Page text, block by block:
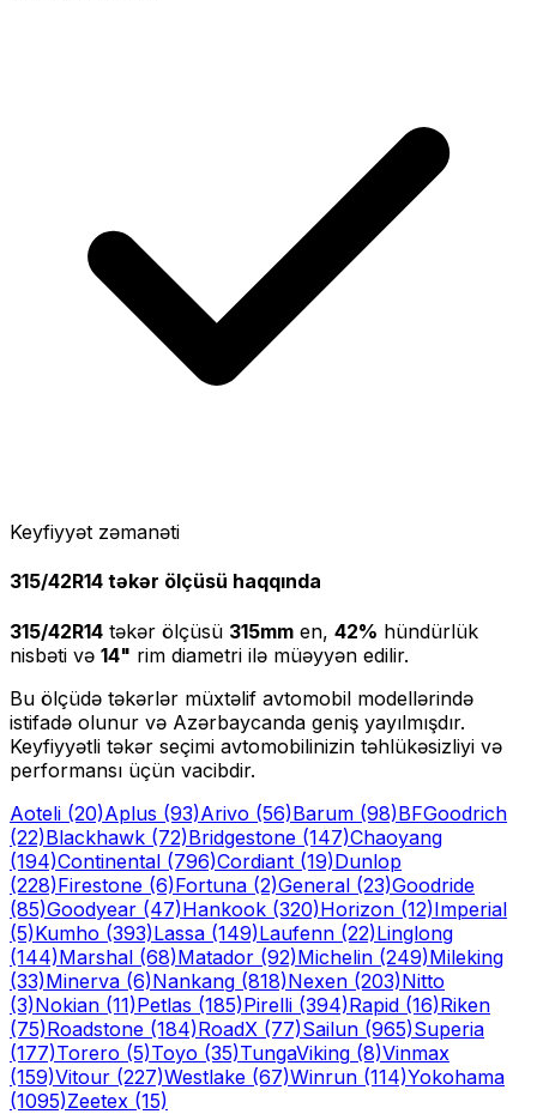
Keyfiyyət zəmanəti
315/42R14 təkər ölçüsü haqqında
315/42R14 təkər ölçüsü 315mm en, 42% hündürlük
nisbəti və 14" rim diametri ilə müəyyən edilir.
Bu ölçüdə təkərlər müxtəlif avtomobil modellərində
istifadə olunur və Azərbaycanda geniş yayılmışdır.
Keyfiyyətli təkər seçimi avtomobilinizin təhlükəsizliyi və
performansı üçün vacibdir.
Aoteli (20)Aplus (93)Arivo (56)Barum (98)BFGoodrich
(22)Blackhawk (72)Bridgestone (147)Chaoyang
(194)Continental (796)Cordiant (19)Dunlop
(228)Firestone (6)Fortuna (2)General (23)Goodride
(85)Goodyear (47)Hankook (320)Horizon (12)Imperial
(5)Kumho (393)Lassa (149)Laufenn (22)Linglong
(144)Marshal (68)Matador (92)Michelin (249)Mileking
(33)Minerva (6)Nankang (818)Nexen (203)Nitto
(3)Nokian (11)Petlas (185)Pirelli (394)Rapid (16)Riken
(75)Roadstone (184)RoadX (77)Sailun (965)Superia
(177)Torero (5)Toyo (35)TungaViking (8)Vinmax
(159)Vitour (227)Westlake (67)Winrun (114)Yokohama
(1095)Zeetex (15)